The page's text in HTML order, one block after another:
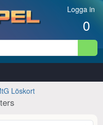
Logga in
0
Löskort